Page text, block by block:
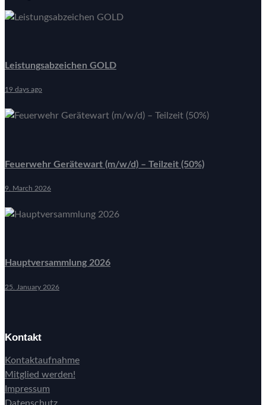
Leistungsabzeichen GOLD
19 days ago
Feuerwehr Gerätewart (m/w/d) – Teilzeit (50%)
9. March 2026
Hauptversammlung 2026
25. January 2026
Kontakt
Kontaktaufnahme
Mitglied werden!
Impressum